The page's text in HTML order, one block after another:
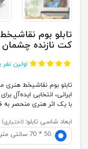
تابلو بوم
کت نازنده چشمان
اولین
تابلو بوم نقاشیخط هنری
ایرانی، انتخابی ایده‌آل
با یک اثر هنری منحصر به
ابعاد شاسی تابلو: (اختیاری)
50 * 70 سانتی متر